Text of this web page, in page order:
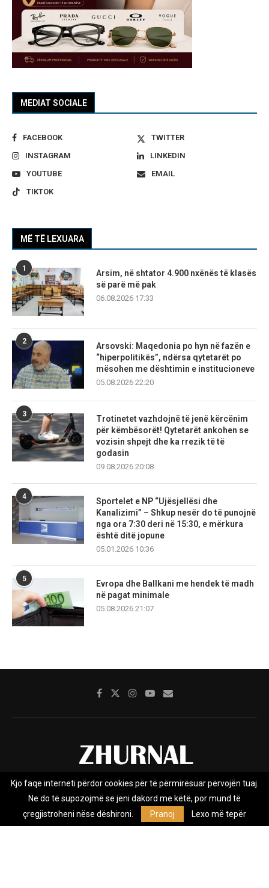
MEDIAT SOCIALE
FACEBOOK
TWITTER
INSTAGRAM
LINKEDIN
YOUTUBE
EMAIL
TIKTOK
MË TË LEXUARA
1
Arsim, në shtator 4.900 nxënës të klasës
së parë më pak
06.08.2026 17:33
2
Arsovski: Maqedonia po hyn në fazën e
“hiperpolitikës”, ndërsa qytetarët po
mësohen me dështimin e institucioneve
05.08.2026 22:20
3
Trotinetet vazhdojnë të jenë kërcënim
për këmbësorët! Qytetarët ankohen se
vozisin shpejt dhe ka rrezik të të
godasin
09.08.2026 20:08
4
Sportelet e NP “Ujësjellësi dhe
Kanalizimi” – Shkup nesër do të punojnë
nga ora 7:30 deri në 15:30, e mërkura
është ditë jopune
05.01.2026 10:36
5
Evropa dhe Ballkani me hendek të madh
në pagat minimale
05.08.2026 21:07
Rreth nesh Impresumi Marketing
Privacy Policy
Zhurnal.mk është Agjenci e Lajmeve e pavarur, e themeluar në vitin
Kjo faqe interneti përdor cookies për të përmirësuar përvojën tuaj.
Ne do të supozojmë se jeni dakord me këtë, por mund të
çregjistroheni nëse dëshironi.
Pranoj Lexo më tepër